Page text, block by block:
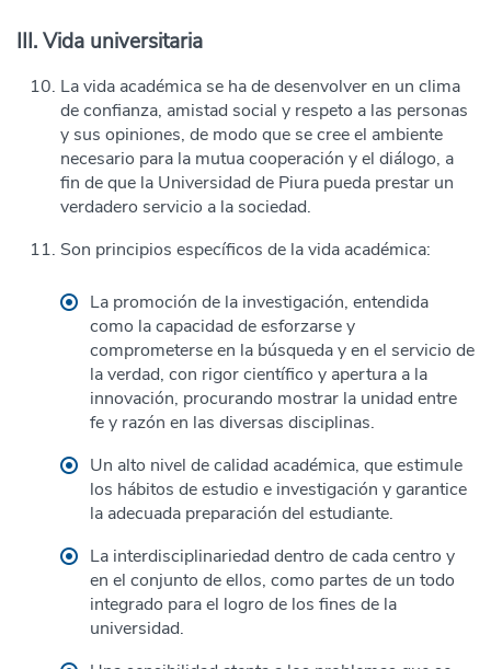
III. Vida universitaria
La vida académica se ha de desenvolver en un clima
de confianza, amistad social y respeto a las personas
y sus opiniones, de modo que se cree el ambiente
necesario para la mutua cooperación y el diálogo, a
fin de que la Universidad de Piura pueda prestar un
verdadero servicio a la sociedad.
Son principios específicos de la vida académica:
La promoción de la investigación, entendida
como la capacidad de esforzarse y
comprometerse en la búsqueda y en el servicio de
la verdad, con rigor científico y apertura a la
innovación, procurando mostrar la unidad entre
fe y razón en las diversas disciplinas.
Un alto nivel de calidad académica, que estimule
los hábitos de estudio e investigación y garantice
la adecuada preparación del estudiante.
La interdisciplinariedad dentro de cada centro y
en el conjunto de ellos, como partes de un todo
integrado para el logro de los fines de la
universidad.